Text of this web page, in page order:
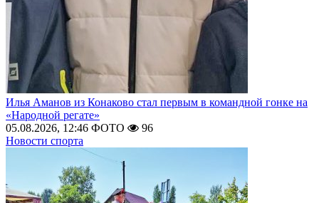
Илья Аманов из Конаково стал первым в командной гонке на
«Народной регате»
05.08.2026, 12:46 ФОТО
96
Новости спорта